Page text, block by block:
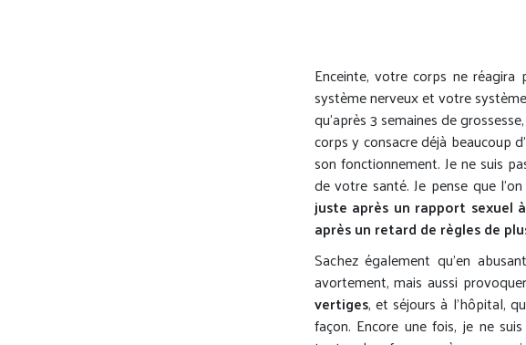
Enceinte, votre corps ne
système nerveux et votre
qu’après 3 semaines de
corps y consacre déjà beaucoup
son fonctionnement. Je ne suis
de votre santé. Je pense que
juste après un rapport sexuel
après un retard de règles de
Sachez également qu’en
avortement, mais aussi
vertiges, et séjours à l’hôpital,
façon. Encore une fois, je ne